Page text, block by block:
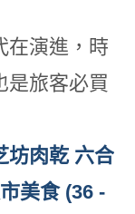
在演進，時
是旅客必買